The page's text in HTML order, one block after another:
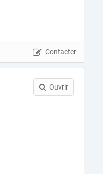
Contacter
Ouvrir